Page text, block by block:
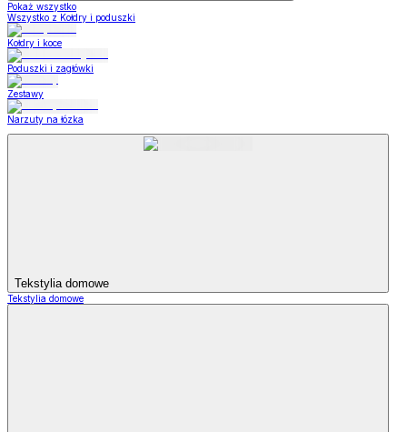
Pokaż wszystko
Wszystko z Kołdry i poduszki
Kołdry i koce
Poduszki i zagłówki
Zestawy
Narzuty na łózka
Tekstylia domowe
Tekstylia domowe